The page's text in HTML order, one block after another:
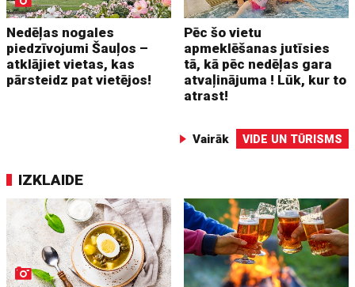
Nedēļas nogales
piedzīvojumi Šauļos –
atklājiet vietas, kas
pārsteidz pat vietējos!
Pēc šo vietu
apmeklēšanas jutīsies
tā, kā pēc nedēļas gara
atvaļinājuma ! Lūk, kur to
atrast!
Vairāk VIDE UN TŪRISMS
IZKLAIDE